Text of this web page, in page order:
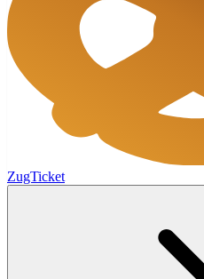
ZugTicket